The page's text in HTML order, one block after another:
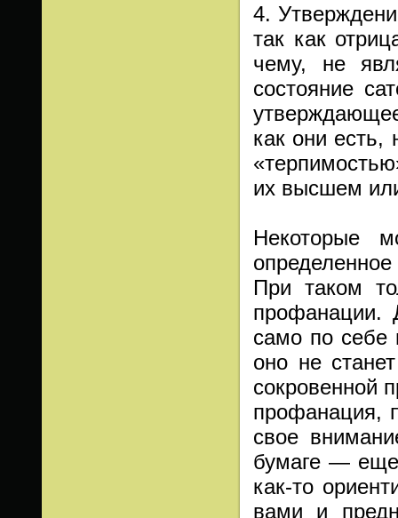
4.
так как
чему, не
состояние
как они есть,
их высшем
Некоторые
При таком
профанации.
само по себе
оно не
сокровенной
профанация,
свое
бумаге —
как-то
вами и